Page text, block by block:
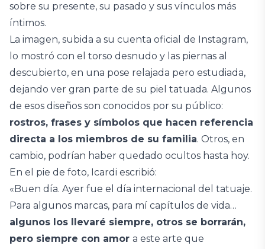
sobre su presente, su pasado y sus vínculos más
íntimos.
La imagen, subida a su cuenta oficial de Instagram,
lo mostró con el torso desnudo y las piernas al
descubierto, en una pose relajada pero estudiada,
dejando ver gran parte de su piel tatuada. Algunos
de esos diseños son conocidos por su público:
rostros, frases y símbolos que hacen referencia
directa a los miembros de su familia. Otros, en
cambio, podrían haber quedado ocultos hasta hoy.
En el pie de foto, Icardi escribió:
«Buen día. Ayer fue el día internacional del tatuaje.
Para algunos marcas, para mí capítulos de vida…
algunos los llevaré siempre, otros se borrarán,
pero siempre con amor a este arte que